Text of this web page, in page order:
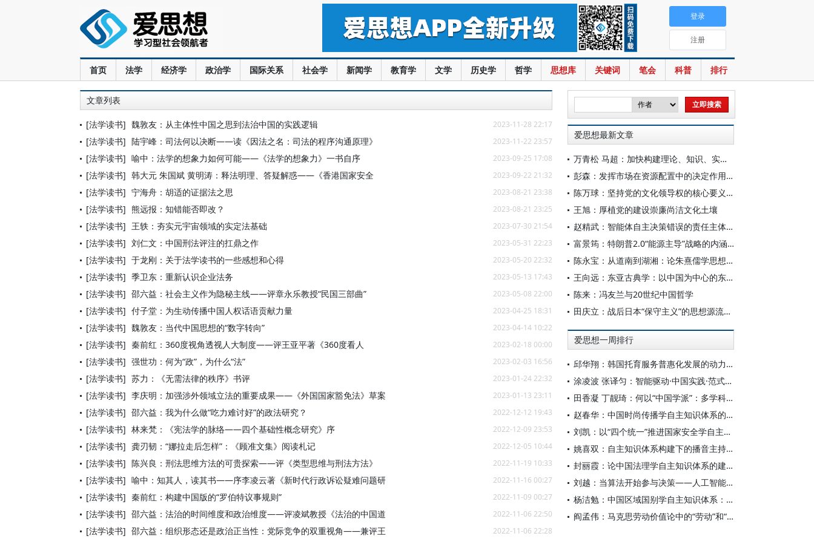
首页 法学 经济学 政治学 国际关系 社会学 新闻学 教育学 文学 历史学 哲学 思想库 关键词 笔会 科普 排行
登录
注册
文章列表
[法学读书] 魏敦友：从主体性中国之思到法治中国的实践逻辑 2023-11-28 22:17
[法学读书] 陆宇峰：司法何以决断——读《因法之名：司法的程序沟通原理》 2023-11-22 23:57
[法学读书] 喻中：法学的想象力如何可能——《法学的想象力》一书自序 2023-09-25 17:08
[法学读书] 韩大元 朱国斌 黄明涛：释法明理、答疑解惑——《香港国家安全 2023-09-22 21:32
[法学读书] 宁海舟：胡适的证据法之思 2023-08-21 23:38
[法学读书] 熊远报：知错能否即改？ 2023-08-21 23:25
[法学读书] 王轶：夯实元宇宙领域的实定法基础 2023-07-30 21:54
[法学读书] 刘仁文：中国刑法评注的扛鼎之作 2023-05-31 22:23
[法学读书] 于龙刚：关于法学读书的一些感想和心得 2023-05-20 22:32
[法学读书] 季卫东：重新认识企业法务 2023-05-13 17:43
[法学读书] 邵六益：社会主义作为隐秘主线——评章永乐教授“民国三部曲” 2023-05-08 22:00
[法学读书] 付子堂：为生动传播中国人权话语贡献力量 2023-04-25 18:31
[法学读书] 魏敦友：当代中国思想的“数字转向” 2023-04-14 10:22
[法学读书] 秦前红：360度视角透视人大制度——评王亚平著《360度看人 2023-02-18 00:00
[法学读书] 强世功：何为“政”，为什么“法” 2023-02-03 16:56
[法学读书] 苏力：《无需法律的秩序》书评 2023-01-24 22:32
[法学读书] 李庆明：加强涉外领域立法的重要成果——《外国国家豁免法》草案 2023-01-13 23:11
[法学读书] 邵六益：我为什么做“吃力难讨好”的政法研究？ 2022-12-12 19:43
[法学读书] 林来梵：《宪法学的脉络——四个基础性概念研究》序 2022-12-09 23:53
[法学读书] 龚刃韧：“娜拉走后怎样”：《顾准文集》阅读札记 2022-12-05 10:44
[法学读书] 陈兴良：刑法思维方法的可贵探索——评《类型思维与刑法方法》 2022-11-19 10:33
[法学读书] 喻中：知其人，读其书——序李凌云著《新时代行政诉讼疑难问题研 2022-11-16 00:27
[法学读书] 秦前红：构建中国版的“罗伯特议事规则” 2022-11-09 00:27
[法学读书] 邵六益：法治的时间维度和政治维度——评凌斌教授《法治的中国道 2022-11-06 22:50
[法学读书] 邵六益：组织形态还是政治正当性：党际竞争的双重视角——兼评王 2022-11-06 22:28
爱思想最新文章
万青松 马超：加快构建理论、知识、实践一体发展的区域国别自主知识体系
彭森：发挥市场在资源配置中的决定作用是中国改革的最基本经验
陈万球：坚持党的文化领导权的核心要义、历史必然性和科学方法
王旭：厚植党的建设崇廉尚洁文化土壤
赵精武：智能体自主决策错误的责任主体与边界
富景筠：特朗普2.0“能源主导”战略的内涵、举措与影响
陈永宝：从道南到湖湘：论朱熹儒学思想的演变
王向远：东亚古典学：以中国为中心的东亚学术文化共同体之建构
陈来：冯友兰与20世纪中国哲学
田庆立：战后日本“保守主义”的思想源流及核心价值探析
爱思想一周排行
邱华翔：韩国托育服务普惠化发展的动力机制、制度路径与政策效应
涂凌波 张译匀：智能驱动·中国实践·范式创新：“构建中国新闻传播学自主知识体系”专题研讨会综述
田香凝 丁靓琦：何以“中国学派”：多学科视野下中国特色新闻传播学建设的研究
赵春华：中国时尚传播学自主知识体系的内在逻辑与实践路径
刘凯：以“四个统一”推进国家安全学自主知识体系构建
姚喜双：自主知识体系构建下的播音主持高等专业教育研究
封丽霞：论中国法理学自主知识体系的建构
刘越：当算法开始参与决策——人工智能重塑全球治理的底层逻辑
杨洁勉：中国区域国别学自主知识体系：本原、借鉴和建构
阎孟伟：马克思劳动价值论中的“劳动”和“价值”概念